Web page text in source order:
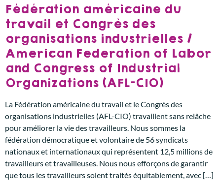
Fédération américaine du
travail et Congrès des
organisations industrielles /
American Federation of Labor
and Congress of Industrial
Organizations (AFL-CIO)
La Fédération américaine du travail et le Congrès des
organisations industrielles (AFL-CIO) travaillent sans relâche
pour améliorer la vie des travailleurs. Nous sommes la
fédération démocratique et volontaire de 56 syndicats
nationaux et internationaux qui représentent 12,5 millions de
travailleurs et travailleuses. Nous nous efforçons de garantir
que tous les travailleurs soient traités équitablement, avec […]